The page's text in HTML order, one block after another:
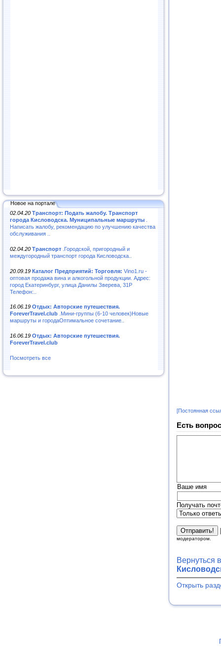
Новое на портале
02.04.20 Транспорт: Подать жалобу. Транспорт
города Кисловодска. Муниципальные маршруты
Написать жалобу, рекомендацию по улучшению качества
обслуживания ..
02.04.20 Транспорт .Городской, пригородный и
междугородный транспорт города Кисловодска..
20.09.19 Каталог Предприятий: Торговля: Vino1.ru -
оптовая продажа вина и алкогольной продукции. Адрес:
город Екатеринбург, улица Данилы Зверева, 31Р
Телефон:..
16.06.19 Отдых: Авторские путешествия.
ForeverTravel.club .Мини-группы (6-10 человек)Новые
маршруты и городаОптимальное сочетание..
16.06.19 Отдых: Авторские путешествия.
ForeverTravel.club
Посмотреть все
[Постоянная
Есть
Ваше имя
Получать
модератором.
Вернуться
Открыть